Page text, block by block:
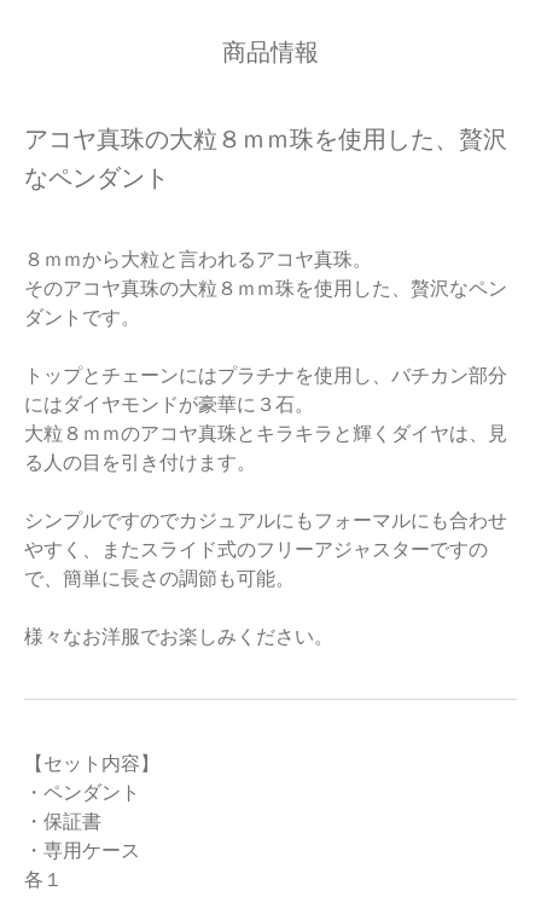
商品情報
アコヤ真珠の大粒８ｍｍ珠を使用した、贅沢
なペンダント
８ｍｍから大粒と言われるアコヤ真珠。
そのアコヤ真珠の大粒８ｍｍ珠を使用した、贅沢なペン
ダントです。
トップとチェーンにはプラチナを使用し、バチカン部分
にはダイヤモンドが豪華に３石。
大粒８ｍｍのアコヤ真珠とキラキラと輝くダイヤは、見
る人の目を引き付けます。
シンプルですのでカジュアルにもフォーマルにも合わせ
やすく、またスライド式のフリーアジャスターですの
で、簡単に長さの調節も可能。
様々なお洋服でお楽しみください。
【セット内容】
・ペンダント
・保証書
・専用ケース
各１